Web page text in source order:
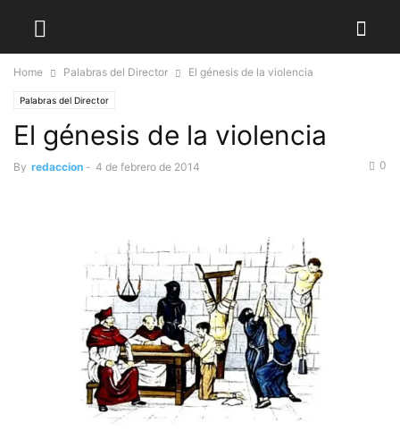
Home Palabras del Director El génesis de la violencia
Palabras del Director
El génesis de la violencia
By redaccion - 4 de febrero de 2014 0